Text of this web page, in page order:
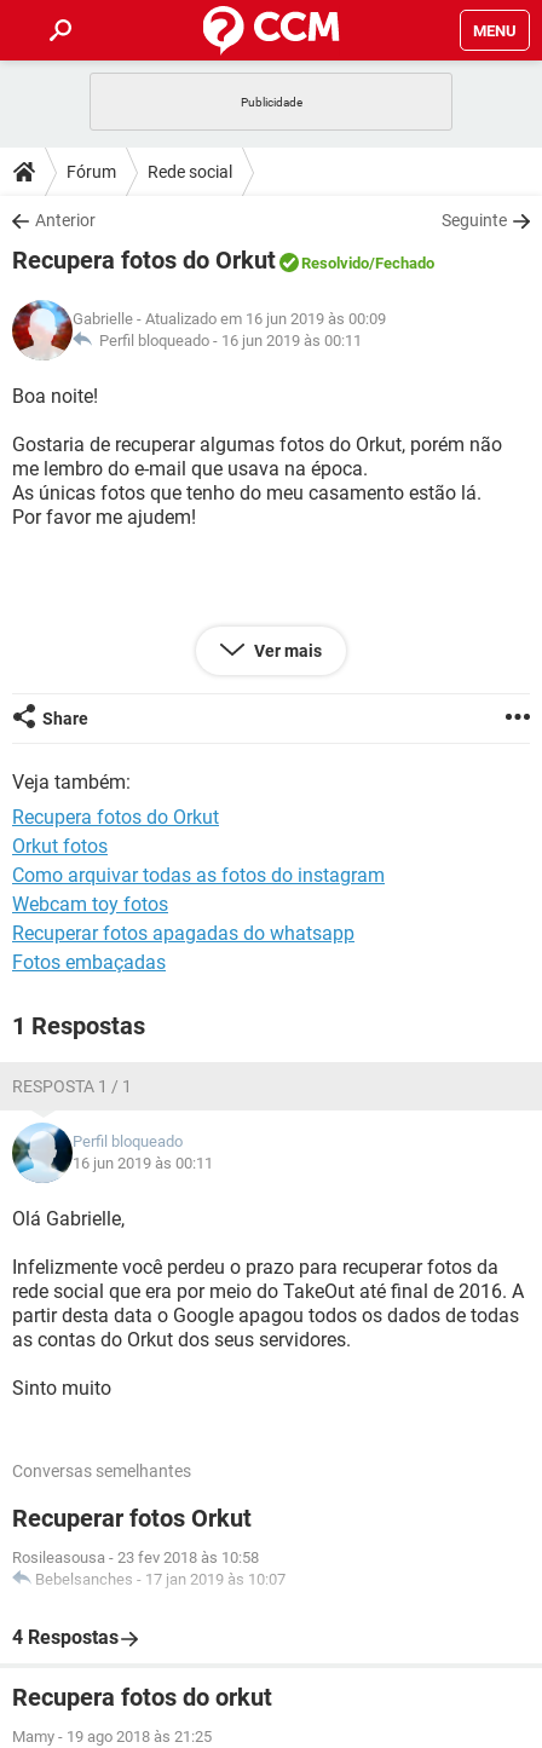
MENU
CELULAR
OUTLOOK
INSTAGRAM GMAIL
GUIA DE COMPRAS
DICAS
JOGOS
INSTAGRAM GMAIL
GUIA DE COMPRAS
DOWNLOADS
JOGOS WHATSAPP
CELULAR
OUTLOOK EXCEL
INSTAGRAM
FÓRUM
JOGOS WHATSAPP
CELULAR
OUTLOOK
INSTAGRAM GMAIL
GUIA DE COMPRAS
GLOSSÁRIO
OUTLOOK EXCEL
INSTAGRAM
Fórum Rede social
Anterior Seguinte
Recupera fotos do Orkut Resolvido/Fechado
Gabrielle - Atualizado em 16 jun 2019 às 00:09
Perfil bloqueado - 16 jun 2019 às 00:11
Boa noite!
Gostaria de recuperar algumas fotos do Orkut, porém não
me lembro do e-mail que usava na época.
As únicas fotos que tenho do meu casamento estão lá.
Por favor me ajudem!
Ver mais
Share
Veja também:
Recupera fotos do Orkut
Orkut fotos
Como arquivar todas as fotos do instagram
Webcam toy fotos
Recuperar fotos apagadas do whatsapp
Fotos embaçadas
1 Respostas
RESPOSTA 1 / 1
Perfil bloqueado
16 jun 2019 às 00:11
Olá Gabrielle,
Infelizmente você perdeu o prazo para recuperar fotos da
rede social que era por meio do TakeOut até final de 2016. A
partir desta data o Google apagou todos os dados de todas
as contas do Orkut dos seus servidores.
Sinto muito
Conversas semelhantes
Recuperar fotos Orkut
Rosileasousa - 23 fev 2018 às 10:58
Bebelsanches - 17 jan 2019 às 10:07
4 Respostas
Recupera fotos do orkut
Mamy - 19 ago 2018 às 21:25